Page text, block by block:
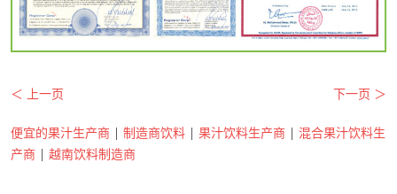
＜ 上一页 下一页 ＞
便宜的果汁生产商 | 制造商饮料 | 果汁饮料生产商 | 混合果汁饮料生
产商 | 越南饮料制造商